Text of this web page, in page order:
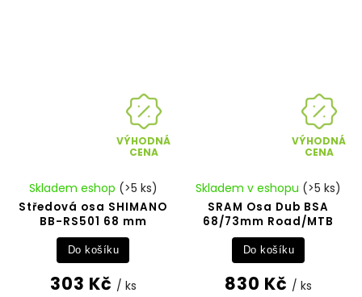
VÝHODNÁ
CENA
Středová osa SHIMANO
BB-RS501 68 mm
Skladem eshop (>5 ks)
303 Kč / ks
Do košíku
VÝHODNÁ
CENA
SRAM Osa Dub BSA
68/73mm Road/MTB
Skladem v eshopu (>5 ks)
830 Kč / ks
Do košíku